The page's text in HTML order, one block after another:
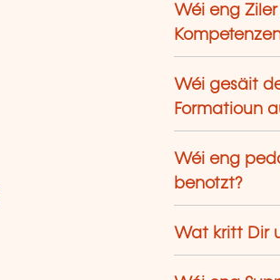
Wéi eng
Wéi gesäit
Formatioun
Wéi eng
benotzt?
Wat kritt Dir